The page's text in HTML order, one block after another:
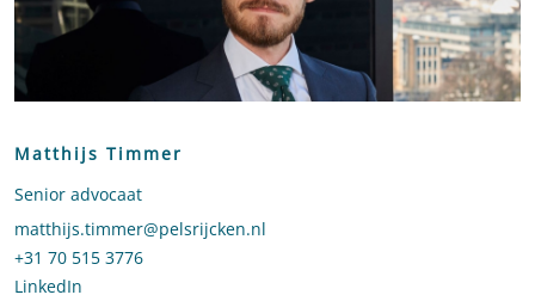
Matthijs Timmer
Senior advocaat
Stuur een e-mail naar Matthijs Timmer
matthijs.timmer@pelsrijcken.nl
Bel naar Matthijs Timmer
+31 70 515 3776
LinkedIn